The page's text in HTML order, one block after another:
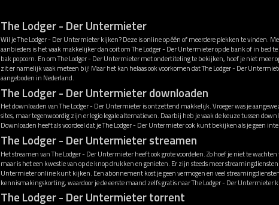
The Lodger - Der Untermieter
Wil je The Lodger - Der Untermieter kijken? Deze is online op één of meerdere plekken te vinden.
aanbieders is het vaak makkelijker dan ooit om The Lodger - Der Untermieter op de bank of in bed
bak popcorn. En om The Lodger - Der Untermieter met ondertiteling te bekijken, hoef je niet meer
zit er namelijk vaak meteen bij! Maar het kan helaas ook voorkomen dat The Lodger - Der
aangeboden in Nederland.
The Lodger - Der Untermieter downloaden
Het downloaden van The Lodger - Der Untermieter is ontzettend makkelijk. Vroeger was je
sites, maar tegenwoordig zijn er legio legale alternatieven. Daarbij heb je vaak de keuze tussen
Downloaden heeft als voordeel dat je The Lodger - Der Untermieter ook kunt bekijken als je geen
The Lodger - Der Untermieter streamen
Het streamen van The Lodger - Der Untermieter heeft ook grote voordelen. Zo hoef je niet te
maar is het een kwestie van op de knop drukken en genieten. Er zijn steeds meer
Untermieter online kunt kijken. Een abonnement kost je geen vermogen en veel
kennismakingskorting, waardoor je de eerste maand zelfs gratis naar The Lodger - Der Untermieter
The Lodger - Der Untermieter torrent